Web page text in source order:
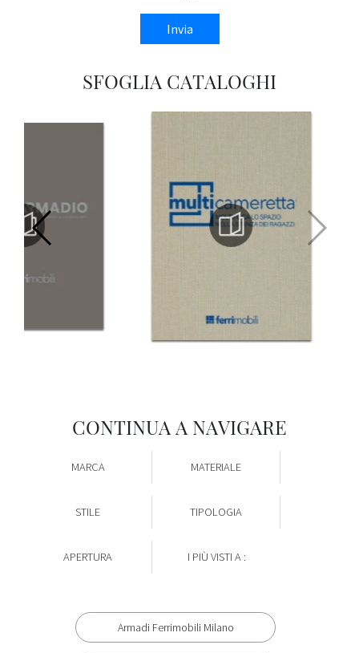
Invia
SFOGLIA CATALOGHI
CONTINUA A NAVIGARE
MARCA MATERIALE
STILE TIPOLOGIA
APERTURA I PIÙ VISTI A :
Armadi Ferrimobili Milano